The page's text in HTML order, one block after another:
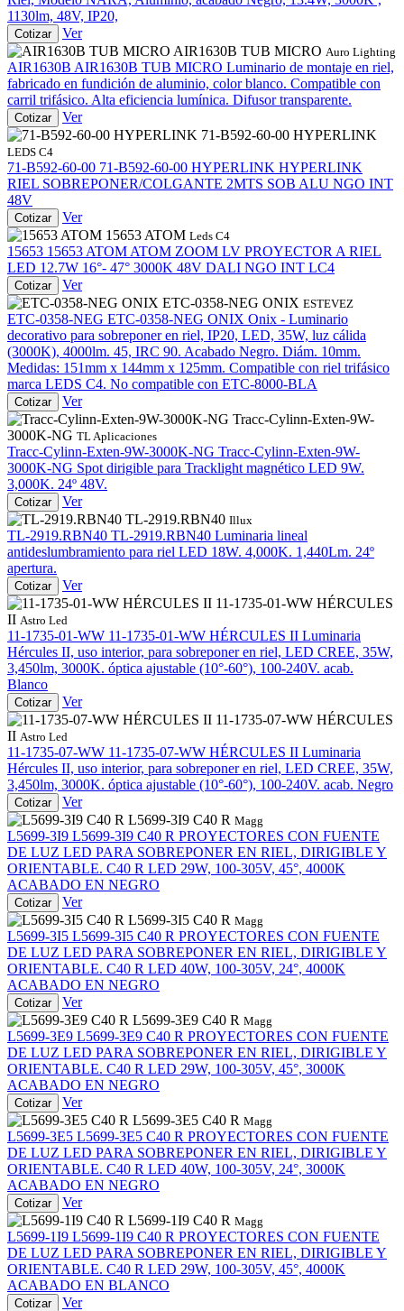
1130lm, 48V, IP20,
Cotizar
Ver
AIR1630B TUB MICRO Auro Lighting
AIR1630B AIR1630B TUB MICRO Luminario de montaje en riel,
fabricado en fundición de aluminio, color blanco. Compatible con
carril trifásico. Alta eficiencia lumínica. Difusor transparente.
Cotizar
Ver
71-B592-60-00 HYPERLINK
LEDS C4
71-B592-60-00 71-B592-60-00 HYPERLINK HYPERLINK
RIEL SOBREPONER/COLGANTE 2MTS SOB ALU NGO INT
48V
Cotizar
Ver
15653 ATOM Leds C4
15653 15653 ATOM ATOM ZOOM LV PROYECTOR A RIEL
LED 12.7W 16°- 47° 3000K 48V DALI NGO INT LC4
Cotizar
Ver
ETC-0358-NEG ONIX ESTEVEZ
ETC-0358-NEG ETC-0358-NEG ONIX Onix - Luminario
decorativo para sobreponer en riel, IP20, LED, 35W, luz cálida
(3000K), 4000lm. 45, IRC 90. Acabado Negro. Diám. 10mm.
Medidas: 151mm x 144mm x 125mm. Compatible con riel trifásico
marca LEDS C4. No compatible con ETC-8000-BLA
Cotizar
Ver
Tracc-Cylinn-Exten-9W-
3000K-NG TL Aplicaciones
Tracc-Cylinn-Exten-9W-3000K-NG Tracc-Cylinn-Exten-9W-
3000K-NG Spot dirigible para Tracklight magnético LED 9W.
3,000K. 24º 48V.
Cotizar
Ver
TL-2919.RBN40 Illux
TL-2919.RBN40 TL-2919.RBN40 Luminaria lineal
antideslumbramiento para riel LED 18W. 4,000K. 1,440Lm. 24º
apertura.
Cotizar
Ver
11-1735-01-WW HÉRCULES
II Astro Led
11-1735-01-WW 11-1735-01-WW HÉRCULES II Luminaria
Hércules II, uso interior, para sobreponer en riel, LED CREE, 35W,
3,450lm, 3000K. óptica ajustable (10°-60°), 100-240V. acab.
Blanco
Cotizar
Ver
11-1735-07-WW HÉRCULES
II Astro Led
11-1735-07-WW 11-1735-07-WW HÉRCULES II Luminaria
Hércules II, uso interior, para sobreponer en riel, LED CREE, 35W,
3,450lm, 3000K. óptica ajustable (10°-60°), 100-240V. acab. Negro
Cotizar
Ver
L5699-3I9 C40 R Magg
L5699-3I9 L5699-3I9 C40 R PROYECTORES CON FUENTE
DE LUZ LED PARA SOBREPONER EN RIEL, DIRIGIBLE Y
ORIENTABLE. C40 R LED 29W, 100-305V, 45°, 4000K
ACABADO EN NEGRO
Cotizar
Ver
L5699-3I5 C40 R Magg
L5699-3I5 L5699-3I5 C40 R PROYECTORES CON FUENTE
DE LUZ LED PARA SOBREPONER EN RIEL, DIRIGIBLE Y
ORIENTABLE. C40 R LED 40W, 100-305V, 24°, 4000K
ACABADO EN NEGRO
Cotizar
Ver
L5699-3E9 C40 R Magg
L5699-3E9 L5699-3E9 C40 R PROYECTORES CON FUENTE
DE LUZ LED PARA SOBREPONER EN RIEL, DIRIGIBLE Y
ORIENTABLE. C40 R LED 29W, 100-305V, 45°, 3000K
ACABADO EN NEGRO
Cotizar
Ver
L5699-3E5 C40 R Magg
L5699-3E5 L5699-3E5 C40 R PROYECTORES CON FUENTE
DE LUZ LED PARA SOBREPONER EN RIEL, DIRIGIBLE Y
ORIENTABLE. C40 R LED 40W, 100-305V, 24°, 3000K
ACABADO EN NEGRO
Cotizar
Ver
L5699-1I9 C40 R Magg
L5699-1I9 L5699-1I9 C40 R PROYECTORES CON FUENTE
DE LUZ LED PARA SOBREPONER EN RIEL, DIRIGIBLE Y
ORIENTABLE. C40 R LED 29W, 100-305V, 45°, 4000K
ACABADO EN BLANCO
Cotizar
Ver